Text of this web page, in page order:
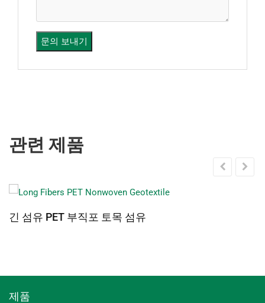
문의 보내기
관련 제품
긴 섬유 PET 부직포 토목 섬유
제품